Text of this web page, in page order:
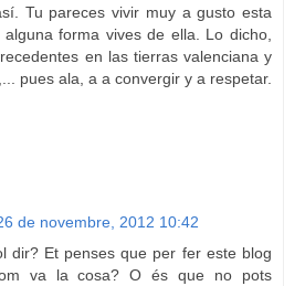
Tu pareces vivir muy a gusto esta
forma vives de ella. Lo dicho,
en las tierras valenciana y
pues ala, a a convergir y a respetar.
de novembre, 2012 10:42
dir? Et penses que per fer este blog
va la cosa? O és que no pots